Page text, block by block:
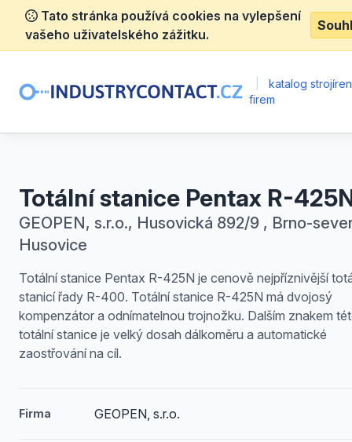
Tato stránka používá cookies na vylepšení
vašeho uživatelského zážitku.
katalog
firem
Totální stanice Pentax R-
GEOPEN, s.r.o., Husovická 892/9 , Brno-
Husovice
Totální stanice Pentax R-425N je cenově nejpříznivější
stanicí řady R-400. Totální stanice R-425N má dvojosý
kompenzátor a odnímatelnou trojnožku. Dalším znakem
totální stanice je velký dosah dálkoměru a automatické
zaostřování na cíl.
Firma GEOPEN, s.r.o.